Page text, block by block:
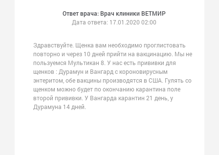
Ответ врача: Врач клиники ВЕТМИР
Дата ответа: 17.01.2020 02:00
Здравствуйте. Щенка вам необходимо проглистовать
повторно и через 10 дней прийти на вакцинацию. Мы не
пользуемся Мультикан 8. У нас есть прививки для
щенков : Дурамун и Вангард с короновирусным
энтеритом, обе вакцины производятся в США. Гулять со
щенком можно будет по окончанию карантина поле
второй прививки. У Вангарда карантин 21 день, у
Дурамуна 14 дней.